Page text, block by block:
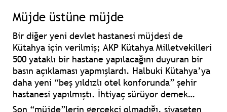
Müjde üstüne müjde
Bir diğer yeni devlet hastanesi müjdesi de
Kütahya için verilmiş; AKP Kütahya Milletvekilleri
500 yataklı bir hastane yapılacağını duyuran bir
basın açıklaması yapmışlardı. Halbuki Kütahya’ya
daha yeni “beş yıldızlı otel konforunda” şehir
hastanesi yapılmıştı. İhtiyaç sürüyor demek…
Son “müjde”lerin gerçekçi olmadığı, siyaseten